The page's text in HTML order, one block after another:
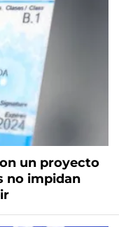
un proyecto
no impidan